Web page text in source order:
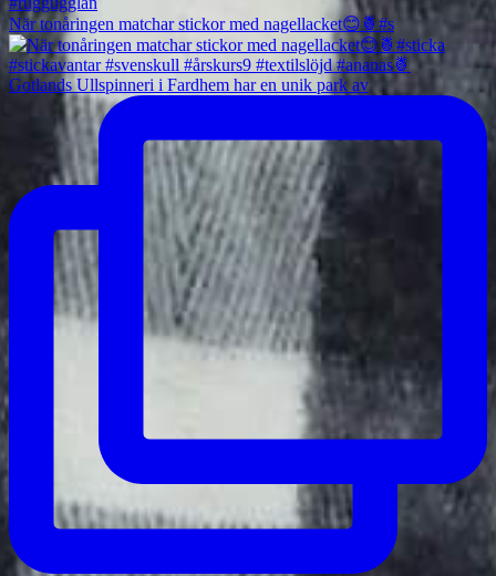
När tonåringen matchar stickor med nagellacket😊🍍#s
Gotlands Ullspinneri i Fardhem har en unik park av